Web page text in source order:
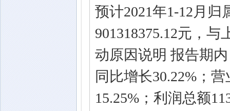
预计2021年1-12月
901318375.12元，
动原因说明 报告期
同比增长30.22%；
15.25%；利润总额